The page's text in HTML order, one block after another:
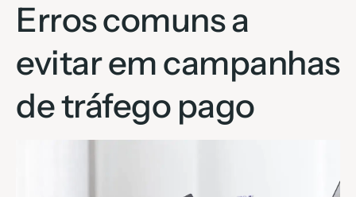
Erros comuns a
evitar em campanhas
de tráfego pago